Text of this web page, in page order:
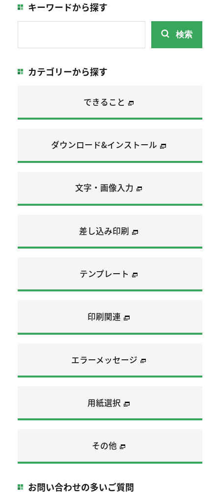
キーワードから探す
検索
カテゴリーから探す
できること
ダウンロード&インストール
文字・画像入力
差し込み印刷
テンプレート
印刷関連
エラーメッセージ
用紙選択
その他
お問い合わせの多いご質問